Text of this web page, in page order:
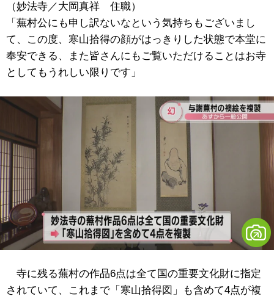
（妙法寺／大岡真祥 住職）
「蕪村公にも申し訳ないなという気持ちもございまし
て、この度、寒山拾得の顔がはっきりした状態で本堂に
奉安できる、また皆さんにもご覧いただけることはお寺
としてもうれしい限りです」
寺に残る蕪村の作品6点は全て国の重要文化財に指定
されていて、これまで「寒山拾得図」も含めて4点が複